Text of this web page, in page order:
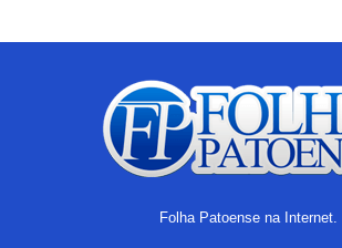
Folha Patoense na Internet.